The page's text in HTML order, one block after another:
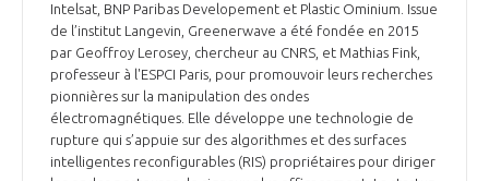
Intelsat, BNP Paribas Developement et Plastic Ominium. Issue
de l’institut Langevin, Greenerwave a été fondée en 2015
par Geoffroy Lerosey, chercheur au CNRS, et Mathias Fink,
professeur à l'ESPCI Paris, pour promouvoir leurs recherches
pionnières sur la manipulation des ondes
électromagnétiques. Elle développe une technologie de
rupture qui s’appuie sur des algorithmes et des surfaces
intelligentes reconfigurables (RIS) propriétaires pour diriger